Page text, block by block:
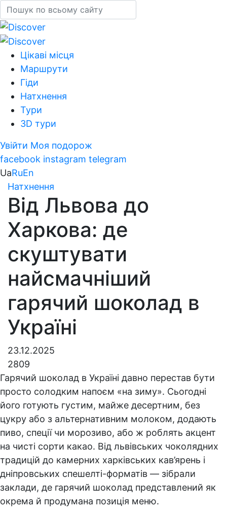
Цікаві місця
Маршрути
Гіди
Натхнення
Тури
3D тури
Увійти Моя подорож
facebook instagram telegram
UaRuEn
Натхнення
Від Львова до
Харкова: де
скуштувати
найсмачніший
гарячий шоколад в
Україні
23.12.2025
2809
Гарячий шоколад в Україні давно перестав бути
просто солодким напоєм «на зиму». Сьогодні
його готують густим, майже десертним, без
цукру або з альтернативним молоком, додають
пиво, спеції чи морозиво, або ж роблять акцент
на чисті сорти какао. Від львівських чоколядних
традицій до камерних харківських кав’ярень і
дніпровських спешелті-форматів — зібрали
заклади, де гарячий шоколад представлений як
окрема й продумана позиція меню.